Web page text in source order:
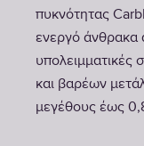
πυκνότητας
ενεργό άνθρακα
υπολειμματικές
και βαρέων
μεγέθους έως